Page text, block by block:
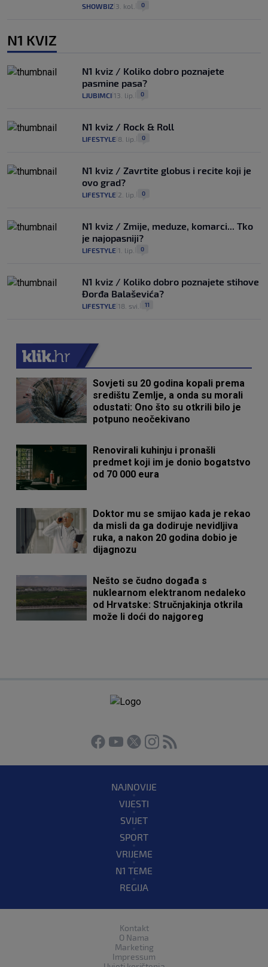
SHOWBIZ 3. kol. 0
N1 KVIZ
N1 kviz / Koliko dobro poznajete
pasmine pasa?
LJUBIMCI 13. lip. 0
N1 kviz / Rock & Roll
LIFESTYLE 8. lip. 0
N1 kviz / Zavrtite globus i recite koji je
ovo grad?
LIFESTYLE 2. lip. 0
N1 kviz / Zmije, meduze, komarci... Tko
je najopasniji?
LIFESTYLE 1. lip. 0
N1 kviz / Koliko dobro poznajete stihove
Đorđa Balaševića?
LIFESTYLE 18. svi. 11
Sovjeti su 20 godina kopali prema
središtu Zemlje, a onda su morali
odustati: Ono što su otkrili bilo je
potpuno neočekivano
Renovirali kuhinju i pronašli
predmet koji im je donio bogatstvo
od 70 000 eura
Doktor mu se smijao kada je rekao
da misli da ga dodiruje nevidljiva
ruka, a nakon 20 godina dobio je
dijagnozu
Nešto se čudno događa s
nuklearnom elektranom nedaleko
od Hrvatske: Stručnjakinja otkrila
može li doći do najgoreg
NAJNOVIJE
VIJESTI
SVIJET
SPORT
VRIJEME
N1 TEME
REGIJA
Kontakt
O Nama
Marketing
Impressum